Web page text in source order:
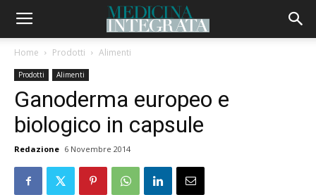
Home Prodotti Alimenti
Prodotti Alimenti
Ganoderma europeo e
biologico in capsule
Redazione 6 Novembre 2014